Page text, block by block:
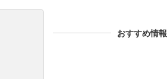
おすすめ情報